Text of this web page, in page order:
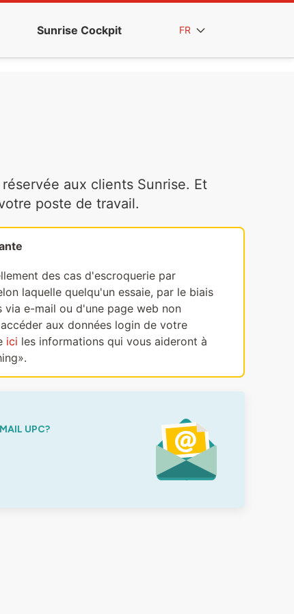
Sunrise Cockpit FR
aux clients Sunrise. Et
poste de travail.
des cas d'escroquerie par
laquelle quelqu'un essaie, par le biais
e-mail ou d'une page web non
aux données login de votre
ici les informations qui vous aideront à
UPC?